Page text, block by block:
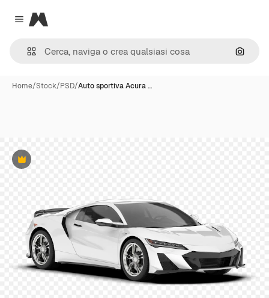
Close menu
Magnific
Cerca
Home/Stock/PSD/Auto sportiva Acura …
Premium